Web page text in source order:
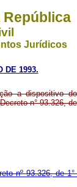
República
Jurídicos
DE 1993.
a dispositivo
n° 93.326,
nº 93.326, de